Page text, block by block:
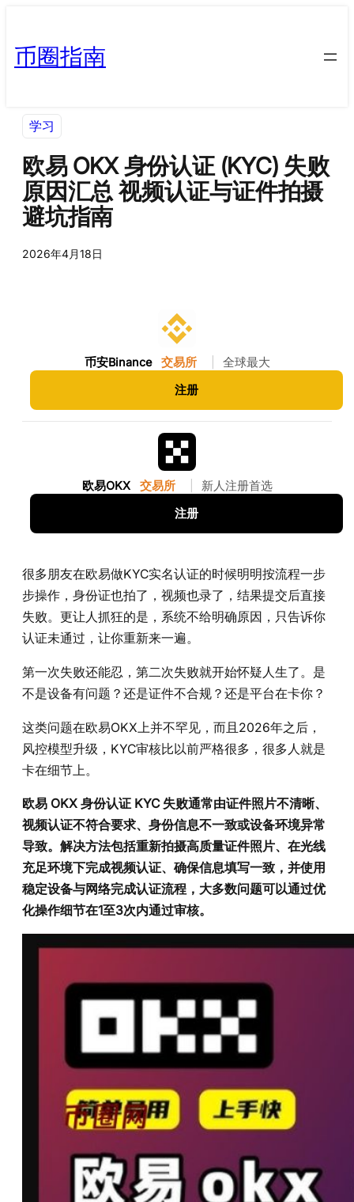
币圈指南
学习
欧易 OKX 身份认证 (KYC) 失败
原因汇总 视频认证与证件拍摄
避坑指南
2026年4月18日
币安Binance 交易所 全球最大
注册
欧易OKX 交易所 新人注册首选
注册
很多朋友在欧易做KYC实名认证的时候明明按流程一步
步操作，身份证也拍了，视频也录了，结果提交后直接
失败。更让人抓狂的是，系统不给明确原因，只告诉你
认证未通过，让你重新来一遍。
第一次失败还能忍，第二次失败就开始怀疑人生了。是
不是设备有问题？还是证件不合规？还是平台在卡你？
这类问题在欧易OKX上并不罕见，而且2026年之后，
风控模型升级，KYC审核比以前严格很多，很多人就是
卡在细节上。
欧易 OKX 身份认证 KYC 失败通常由证件照片不清晰、
视频认证不符合要求、身份信息不一致或设备环境异常
导致。解决方法包括重新拍摄高质量证件照片、在光线
充足环境下完成视频认证、确保信息填写一致，并使用
稳定设备与网络完成认证流程，大多数问题可以通过优
化操作细节在1至3次内通过审核。